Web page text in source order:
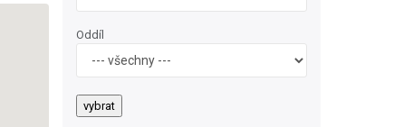
Oddíl